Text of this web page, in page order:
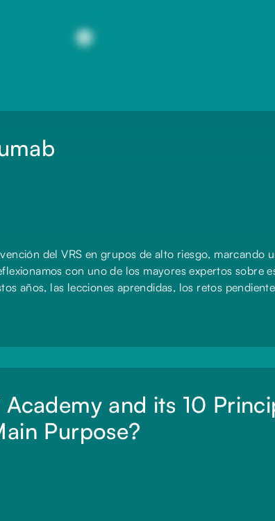
del VRS en grupos de alto riesgo, marcando
con uno de los mayores expertos sobre
años, las lecciones aprendidas, los retos
and its 10
Purpose?